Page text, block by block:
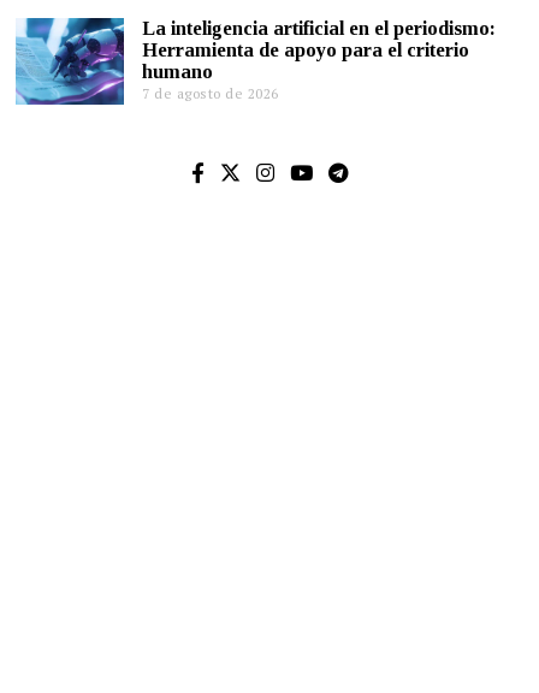
La inteligencia artificial en el periodismo:
Herramienta de apoyo para el criterio
humano
7 de agosto de 2026